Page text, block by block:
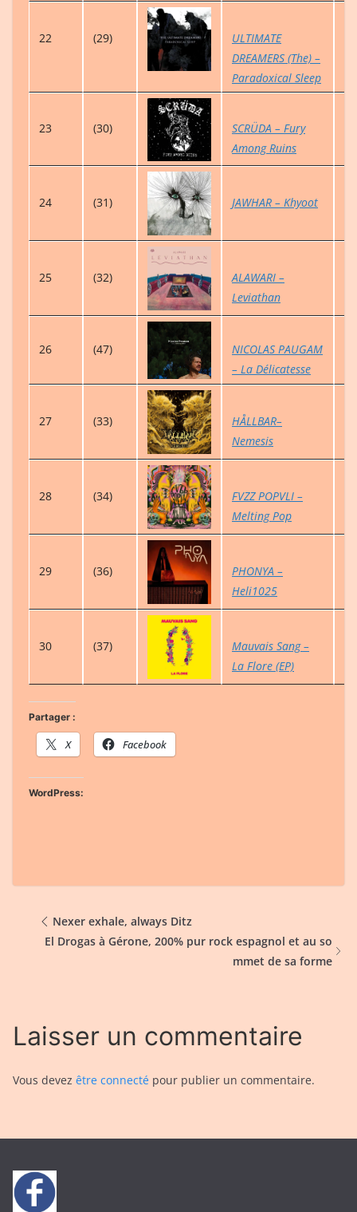
22 (29)
ULTIMATE
DREAMERS (The) –
Paradoxical Sleep
23 (30)
SCRÜDA – Fury
Among Ruins
24 (31) JAWHAR – Khyoot
25 (32)
ALAWARI –
Leviathan
26 (47)
NICOLAS PAUGAM
– La Délicatesse
27 (33)
HÅLLBAR–
Nemesis
28 (34)
FVZZ POPVLI –
Melting Pop
29 (36)
PHONYA –
Heli1025
30 (37)
Mauvais Sang –
La Flore (EP)
Partager :
X Facebook
WordPress:
Nexer exhale, always Ditz
El Drogas à Gérone, 200% pur rock espagnol et au so
mmet de sa forme
Laisser un commentaire
Vous devez être connecté pour publier un commentaire.